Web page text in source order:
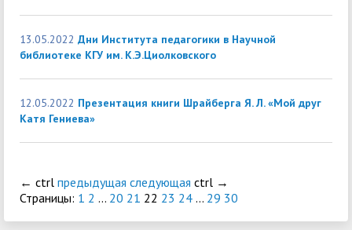
13.05.2022 Дни Института педагогики в Научной
библиотеке КГУ им. К.Э.Циолковского
12.05.2022 Презентация книги Шрайберга Я. Л. «Мой друг
Катя Гениева»
← ctrl предыдущая следующая ctrl →
Страницы: 1 2 ... 20 21 22 23 24 ... 29 30